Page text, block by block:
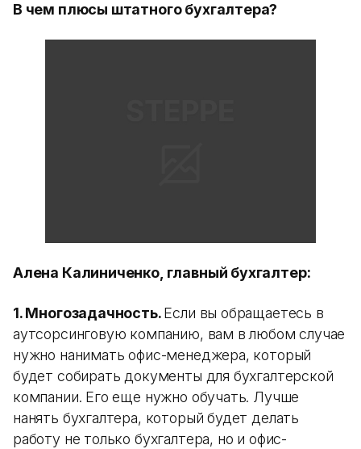
В чем плюсы штатного бухгалтера?
Алена Калиниченко, главный бухгалтер:
1. Многозадачность.Если вы обращаетесь в
аутсорсинговую компанию, вам в любом случае
нужно нанимать офис-менеджера, который
будет собирать документы для бухгалтерской
компании. Его еще нужно обучать. Лучше
нанять бухгалтера, который будет делать
работу не только бухгалтера, но и офис-